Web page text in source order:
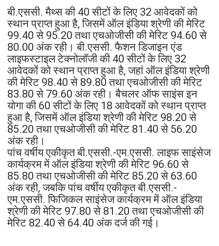
बी.एससी. मैथ्स की 40 सीटों के लिए 32 आवेदकों को
स्थान प्राप्त हुआ है, जिसमें ऑल इंडिया श्रेणी की मेरिट
99.40 से 95.20 तथा एचओजीसी की मेरिट 94.60 से
80.00 अंक रही। बी.एससी. फैशन डिजाइन एंड
लाइफस्टाइल टेक्नोलॉजी की 40 सीटों के लिए 32
आवेदकों को स्थान प्राप्त हुआ है, जहां ऑल इंडिया श्रेणी
की मेरिट 98.40 से 89.80 तथा एचओजीसी की मेरिट
83.80 से 79.60 अंक रही। बैचलर ऑफ साइंस इन
योगा की 60 सीटों के लिए 18 आवेदकों को स्थान प्राप्त
हुआ है, जिसमें ऑल इंडिया श्रेणी की मेरिट 98.20 से
85.20 तथा एचओजीसी की मेरिट 81.40 से 56.20
अंक रही।
पांच वर्षीय एकीकृत बी.एससी.-एम.एससी. लाइफ साइंसेज
कार्यक्रम में ऑल इंडिया श्रेणी की मेरिट 96.60 से
85.80 तथा एचओजीसी की मेरिट 85.20 से 63.60
अंक रही, जबकि पांच वर्षीय एकीकृत बी.एससी.-
एम.एससी. फिजिकल साइंसेज कार्यक्रम में ऑल इंडिया
श्रेणी की मेरिट 97.80 से 81.20 तथा एचओजीसी की
मेरिट 82.40 से 64.40 अंक दर्ज की गई।